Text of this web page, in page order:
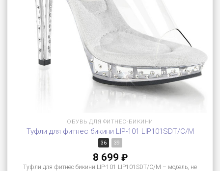
ОБУВЬ ДЛЯ ФИТНЕС-БИКИНИ
Туфли для фитнес бикини LIP-101 LIP101SDT/C/M
36 39
8 699 ₽
Туфли для фитнес бикини LIP-101 LIP101SDT/C/M – модель, не